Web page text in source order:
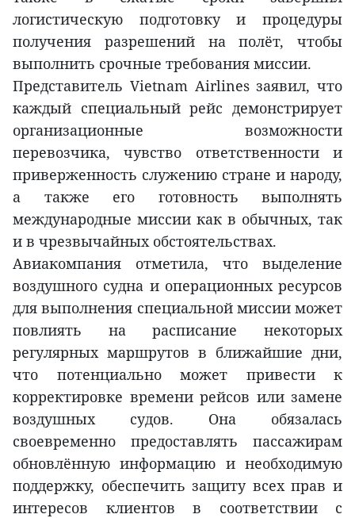
логистическую подготовку и процедуры
получения разрешений на полёт, чтобы
выполнить срочные требования миссии.
Представитель Vietnam Airlines заявил, что
каждый специальный рейс демонстрирует
организационные возможности
перевозчика, чувство ответственности и
приверженность служению стране и народу,
а также его готовность выполнять
международные миссии как в обычных, так
и в чрезвычайных обстоятельствах.
Авиакомпания отметила, что выделение
воздушного судна и операционных ресурсов
для выполнения специальной миссии может
повлиять на расписание некоторых
регулярных маршрутов в ближайшие дни,
что потенциально может привести к
корректировке времени рейсов или замене
воздушных судов. Она обязалась
своевременно предоставлять пассажирам
обновлённую информацию и необходимую
поддержку, обеспечить защиту всех прав и
интересов клиентов в соответствии с